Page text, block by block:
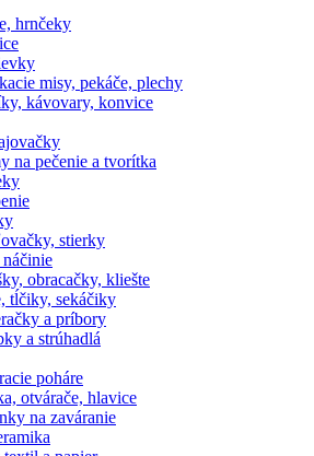
hrnčeky
misy, pekáče, plechy
kávovary, konvice
na pečenie a tvorítka
stierky
obracačky, kliešte
tĺčiky, sekáčiky
a príbory
a strúhadlá
poháre
otvárače, hlavice
na zaváranie